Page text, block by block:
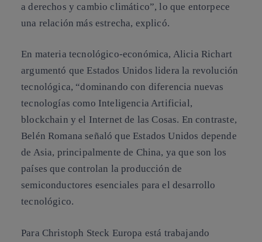
a derechos y cambio climático”, lo que entorpece
una relación más estrecha, explicó.
En materia tecnológico-económica, Alicia Richart
argumentó que Estados Unidos lidera la revolución
tecnológica, “dominando con diferencia nuevas
tecnologías como Inteligencia Artificial,
blockchain y el Internet de las Cosas. En contraste,
Belén Romana señaló que Estados Unidos depende
de Asia, principalmente de China, ya que son los
países que controlan la producción de
semiconductores esenciales para el desarrollo
tecnológico.
Para Christoph Steck Europa está trabajando